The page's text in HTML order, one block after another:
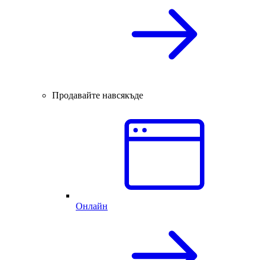
Продавайте навсякъде
Онлайн